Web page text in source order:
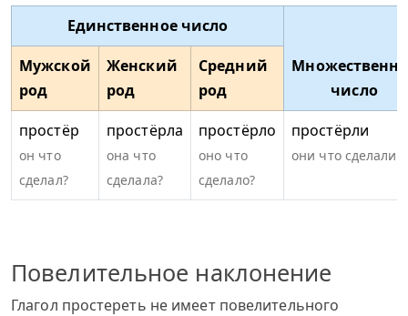
Единственное число
число
Мужской
род
Женский
род
Средний
род
простёр
он что
сделал?
простёрла
она что
сделала?
простёрло
оно что
сделало?
простёрли
они что сделали?
Повелительное наклонение
Глагол простереть не имеет повелительного